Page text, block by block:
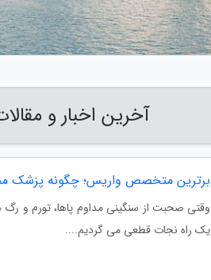
آخرین اخبار و
برترین متخصص واریس؛ چگونه پزشک
وقتی صحبت از سنگینی مداوم پاها، تورم و
یک راه نجات قطعی می گردیم....